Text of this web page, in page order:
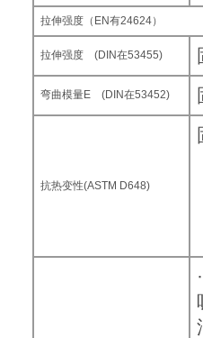
拉伸强度（EN有24624）
拉伸强度 (DIN在53455)
弯曲模量E (DIN在53452)
抗热变性(ASTM D648)